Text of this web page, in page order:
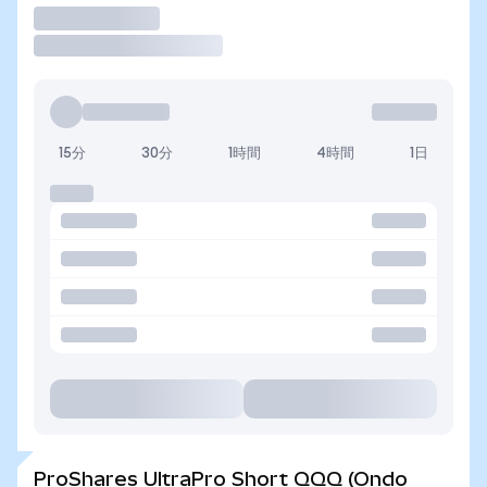
15分 30分 1時間 4時間 1日
ProShares UltraPro Short QQQ (Ondo